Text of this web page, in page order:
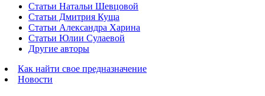
Статьи Натальи Шевцовой
Статьи Дмитрия Куща
Статьи Александра Харина
Статьи Юлии Сулаевой
Другие авторы
Как найти свое предназначение
Новости